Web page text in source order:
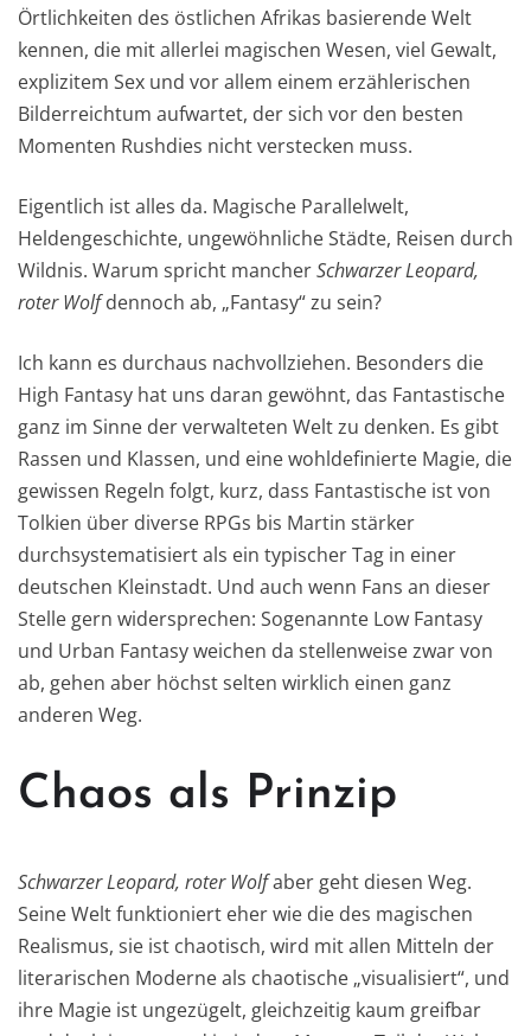
Örtlichkeiten des östlichen Afrikas basierende Welt
kennen, die mit allerlei magischen Wesen, viel Gewalt,
explizitem Sex und vor allem einem erzählerischen
Bilderreichtum aufwartet, der sich vor den besten
Momenten Rushdies nicht verstecken muss.
Eigentlich ist alles da. Magische Parallelwelt,
Heldengeschichte, ungewöhnliche Städte, Reisen durch
Wildnis. Warum spricht mancherSchwarzer Leopard,
roter Wolfdennoch ab, „Fantasy“ zu sein?
Ich kann es durchaus nachvollziehen. Besonders die
High Fantasy hat uns daran gewöhnt, das Fantastische
ganz im Sinne der verwalteten Welt zu denken. Es gibt
Rassen und Klassen, und eine wohldefinierte Magie, die
gewissen Regeln folgt, kurz, dass Fantastische ist von
Tolkien über diverse RPGs bis Martin stärker
durchsystematisiert als ein typischer Tag in einer
deutschen Kleinstadt. Und auch wenn Fans an dieser
Stelle gern widersprechen: Sogenannte Low Fantasy
und Urban Fantasy weichen da stellenweise zwar von
ab, gehen aber höchst selten wirklich einen ganz
anderen Weg.
Chaos als Prinzip
Schwarzer Leopard, roter Wolfaber geht diesen Weg.
Seine Welt funktioniert eher wie die des magischen
Realismus, sie ist chaotisch, wird mit allen Mitteln der
literarischen Moderne als chaotische „visualisiert“, und
ihre Magie ist ungezügelt, gleichzeitig kaum greifbar